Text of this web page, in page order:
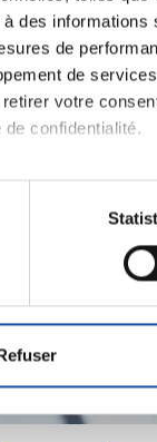
informations
de
de
votre
confidentialité.
qui
et
à tout
peuvent